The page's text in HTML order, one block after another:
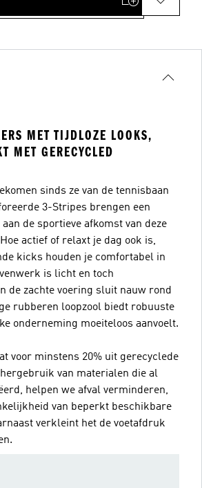
MET TIJDLOZE LOOKS,
MET GERECYCLED
sinds ze van de tennisbaan
3-Stripes brengen een
de sportieve afkomst van deze
actief of relaxt je dag ook is,
kicks houden je comfortabel in
is licht en toch
de zachte voering sluit nauw rond
rubberen loopzool biedt robuuste
onderneming moeiteloos aanvoelt.
voor minstens 20% uit gerecyclede
van materialen die al
helpen we afval verminderen,
van beperkt beschikbare
verkleint het de voetafdruk